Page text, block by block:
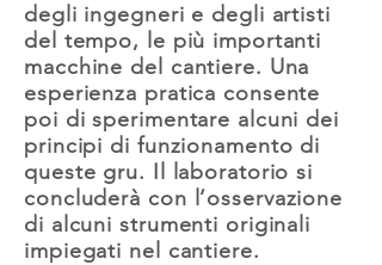
degli ingegneri e degli artisti
del tempo, le più importanti
macchine del cantiere. Una
esperienza pratica consente
poi di sperimentare alcuni dei
principi di funzionamento di
queste gru. Il laboratorio si
concluderà con l’osservazione
di alcuni strumenti originali
impiegati nel cantiere.